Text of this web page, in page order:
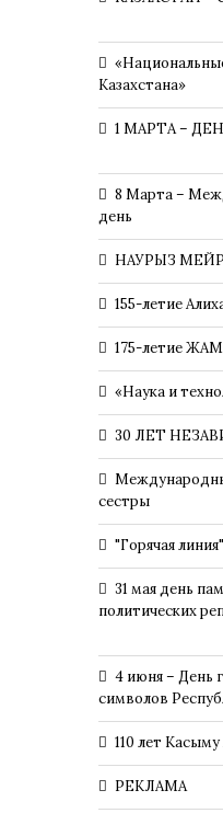
Казахстана»
1 МАРТА –
8 Марта –
день
НАУРЫЗ
155-летие
175-летие
«Наука и
30 ЛЕТ
сестры
"Горячая линия"
31 мая день
политических
4 июня – День
символов
110 лет
РЕКЛАМА